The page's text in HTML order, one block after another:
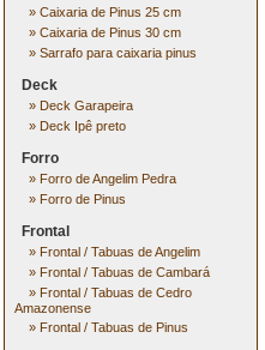
» Caixaria de Pinus 25 cm
» Caixaria de Pinus 30 cm
» Sarrafo para caixaria pinus
Deck
» Deck Garapeira
» Deck Ipê preto
Forro
» Forro de Angelim Pedra
» Forro de Pinus
Frontal
» Frontal / Tabuas de Angelim
» Frontal / Tabuas de Cambará
» Frontal / Tabuas de Cedro
Amazonense
» Frontal / Tabuas de Pinus